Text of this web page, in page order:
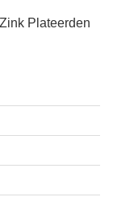
Plateerden